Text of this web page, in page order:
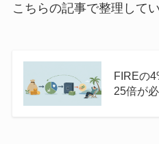
こちらの記事で整理してい
FIREの
25倍が